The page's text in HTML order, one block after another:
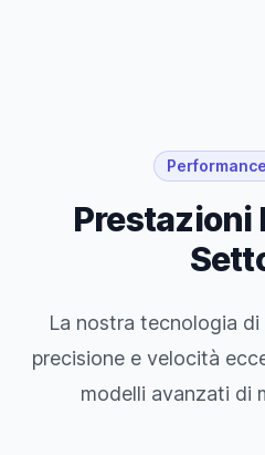
Prestazioni
La nostra tecnologia
precisione e velocità
modelli avanzati di